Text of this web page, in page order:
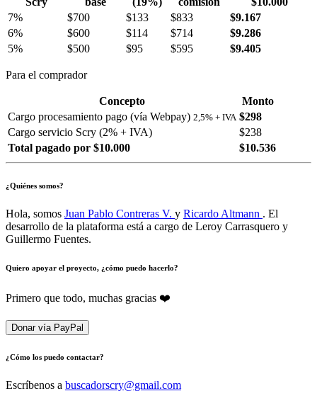
7%
$700 $133 $833
$9.167
6%
$600 $114 $714
$9.286
5%
$500 $95 $595 $9.405
Para el comprador
Concepto
Monto
Cargo procesamiento pago (vía Webpay) 2,5% + IVA $298
Cargo servicio Scry (2% + IVA)
$238
Total pagado por $10.000
$10.536
¿Quiénes somos?
Hola, somos Juan Pablo Contreras V. y Ricardo Altmann . El
desarrollo de la plataforma está a cargo de Leroy Carrasquero y
Guillermo Fuentes.
Quiero apoyar el proyecto, ¿cómo puedo hacerlo?
Primero que todo, muchas gracias ❤️
Donar vía PayPal
¿Cómo los puedo contactar?
Escríbenos a buscadorscry@gmail.com